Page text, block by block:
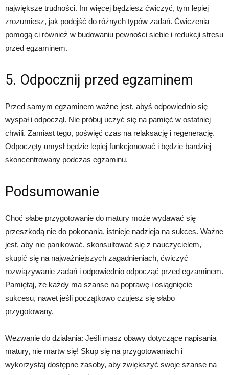
największe trudności. Im więcej będziesz ćwiczyć, tym lepiej
zrozumiesz, jak podejść do różnych typów zadań. Ćwiczenia
pomogą ci również w budowaniu pewności siebie i redukcji stresu
przed egzaminem.
5. Odpocznij przed egzaminem
Przed samym egzaminem ważne jest, abyś odpowiednio się
wyspał i odpoczął. Nie próbuj uczyć się na pamięć w ostatniej
chwili. Zamiast tego, poświęć czas na relaksację i regenerację.
Odpoczęty umysł będzie lepiej funkcjonować i będzie bardziej
skoncentrowany podczas egzaminu.
Podsumowanie
Choć słabe przygotowanie do matury może wydawać się
przeszkodą nie do pokonania, istnieje nadzieja na sukces. Ważne
jest, aby nie panikować, skonsultować się z nauczycielem,
skupić się na najważniejszych zagadnieniach, ćwiczyć
rozwiązywanie zadań i odpowiednio odpocząć przed egzaminem.
Pamiętaj, że każdy ma szanse na poprawę i osiągnięcie
sukcesu, nawet jeśli początkowo czujesz się słabo
przygotowany.
Wezwanie do działania: Jeśli masz obawy dotyczące napisania
matury, nie martw się! Skup się na przygotowaniach i
wykorzystaj dostępne zasoby, aby zwiększyć swoje szanse na